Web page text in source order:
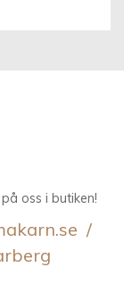
oss i butiken!
/